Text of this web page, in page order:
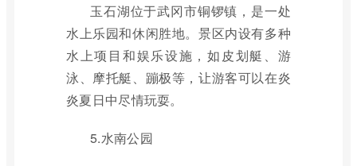
玉石湖位于武冈市铜锣镇，是一处
水上乐园和休闲胜地。景区内设有多种
水上项目和娱乐设施，如皮划艇、游
泳、摩托艇、蹦极等，让游客可以在炎
炎夏日中尽情玩耍。
5.水南公园